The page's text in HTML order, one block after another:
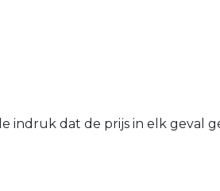
indruk dat de prijs in elk geval